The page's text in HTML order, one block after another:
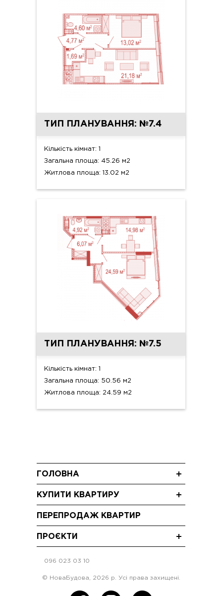
ТИП ПЛАНУВАННЯ: №7.4
Кількість кімнат: 1
Загальна площа: 45.26 м2
Житлова площа: 13.02 м2
ТИП ПЛАНУВАННЯ: №7.5
Кількість кімнат: 1
Загальна площа: 50.56 м2
Житлова площа: 24.59 м2
ГОЛОВНА
Акції
Відео
КУПИТИ КВАРТИРУ
Однокімнатні квартири
ПЕРЕПРОДАЖ КВАРТИР
ПРОЄКТИ
ЖК "Щасливий"Софіївська Борщагівка
ЖК "Щасливий" Петропавлівська Борщагівка
ЖК "Щасливий Club" Львів
096 023 03 10
© НоваБудова, 2026 р. Усі права захищені.